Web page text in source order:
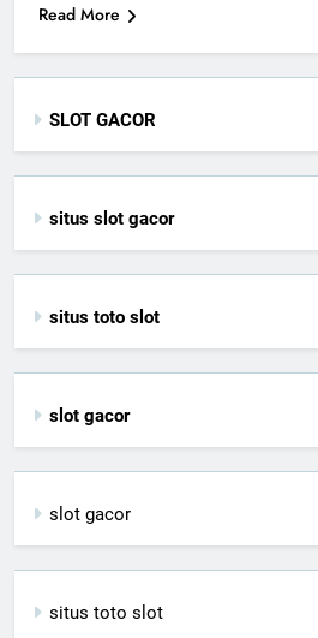
Read More
SLOT GACOR
situs slot gacor
situs toto slot
slot gacor
slot gacor
situs toto slot